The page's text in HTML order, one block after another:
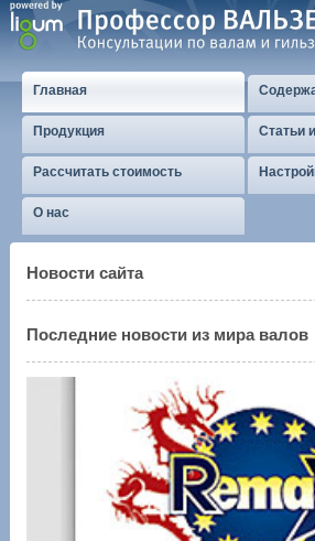
Главная
Продукция Статьи
Рассчитать стоимость
О нас
Новости сайта
Последние новости из мира валов